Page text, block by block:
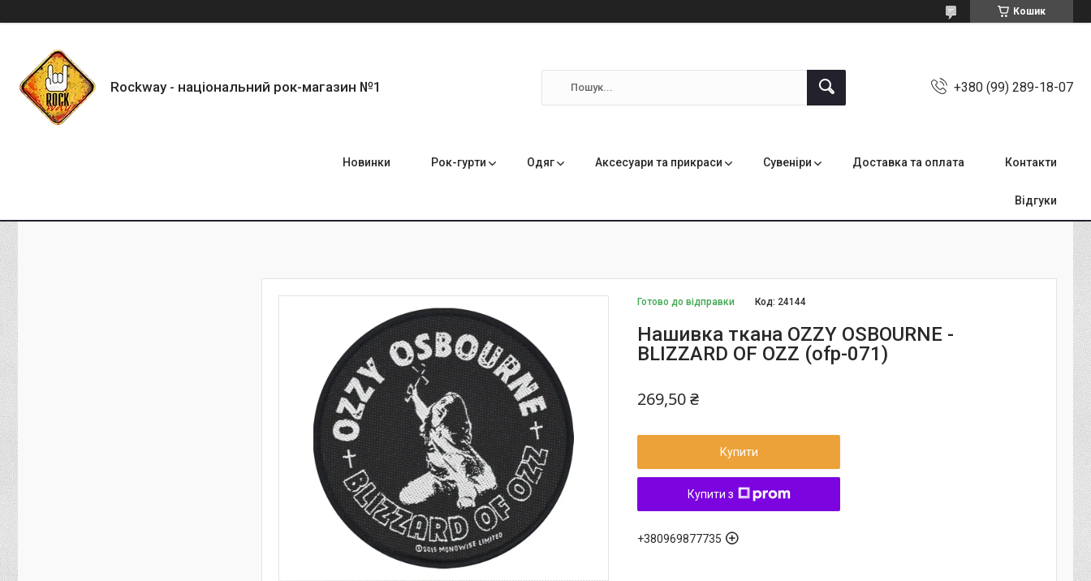
Кошик
Rockway - національний рок-магазин №1 +380 (99) 289-18-07
Новинки Рок-гурти Одяг Аксесуари та прикраси Сувеніри Доставка та оплата Контакти
Відгуки
Готово до відправки Код: 24144
Нашивка ткана OZZY OSBOURNE -
BLIZZARD OF OZZ (ofp-071)
269,50 ₴
Купити
Купити з
+380969877735